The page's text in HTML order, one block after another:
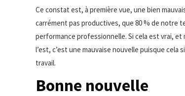
Ce constat est, à première vue, une bien
carrément pas productives, que 80 % de notre
performance professionnelle. Si cela est vrai,
l’est, c’est une mauvaise nouvelle puisque
travail.
Bonne nouvelle